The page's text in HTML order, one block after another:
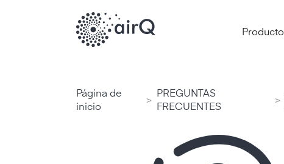
Producto
Página de
inicio
>
PREGUNTAS
FRECUENTES
>